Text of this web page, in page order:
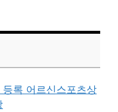
록 어르신스포츠상